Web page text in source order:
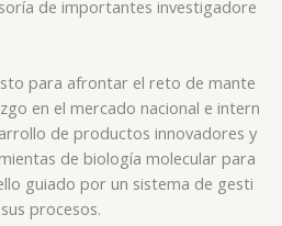
de importantes investigadore
para afrontar el reto de mante
en el mercado nacional e intern
de productos innovadores y
de biología molecular para
guiado por un sistema de gesti
procesos.